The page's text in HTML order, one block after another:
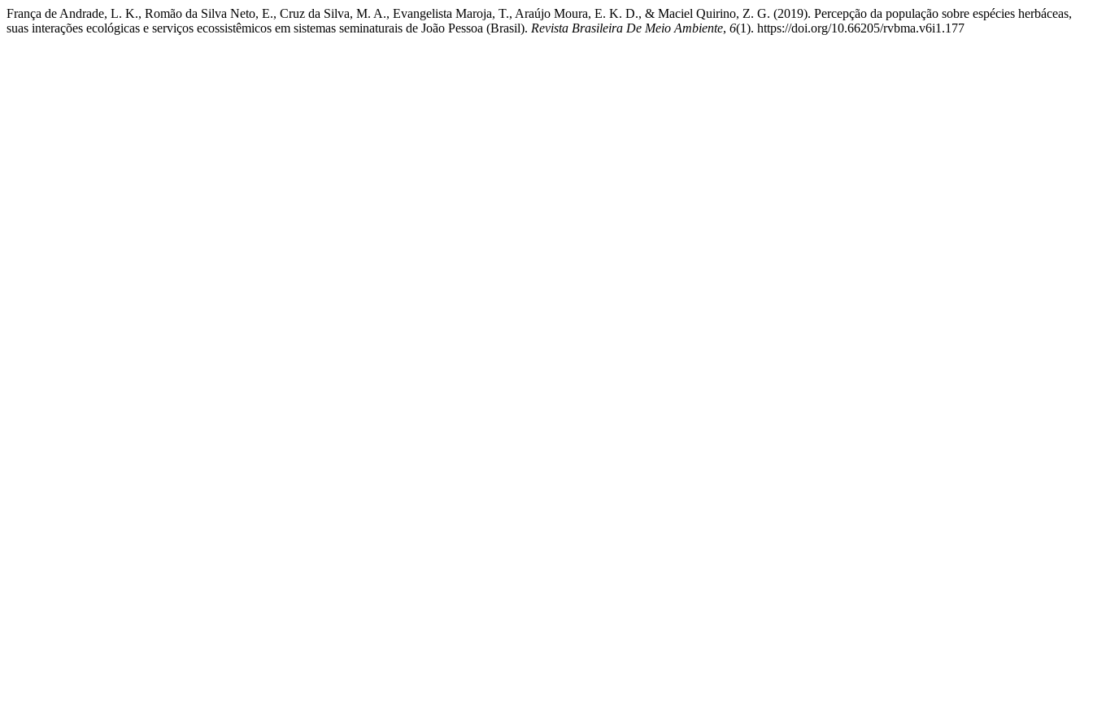
França de Andrade, L. K., Romão da Silva Neto, E., Cruz da Silva, M. A., Evangelista Maroja, T., Araújo Moura, E. K. D., & Maciel Quirino, Z. G. (2019). Percepção da população sobre espécies herbáceas,
suas interações ecológicas e serviços ecossistêmicos em sistemas seminaturais de João Pessoa (Brasil). Revista Brasileira De Meio Ambiente, 6(1). https://doi.org/10.66205/rvbma.v6i1.177